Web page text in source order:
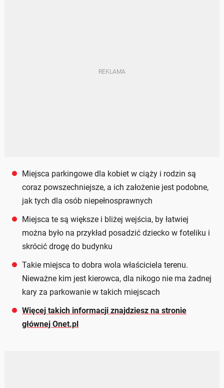
Miejsca parkingowe dla kobiet w ciąży i rodzin są
coraz powszechniejsze, a ich założenie jest podobne,
jak tych dla osób niepełnosprawnych
Miejsca te są większe i bliżej wejścia, by łatwiej
można było na przykład posadzić dziecko w foteliku i
skrócić drogę do budynku
Takie miejsca to dobra wola właściciela terenu.
Nieważne kim jest kierowca, dla nikogo nie ma żadnej
kary za parkowanie w takich miejscach
Więcej takich informacji znajdziesz na stronie
głównej Onet.pl